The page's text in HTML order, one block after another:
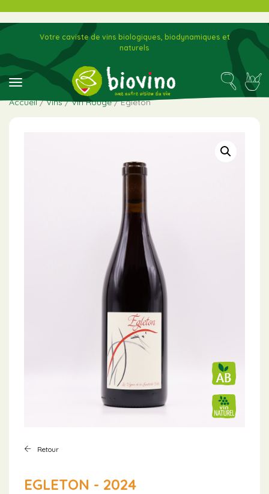
toggle navigation
Votre caviste de vins biologiques, biodynamiques et
naturels
Accueil/Vins/Vin Rouge/ Egleton
Retour
EGLETON - 2024